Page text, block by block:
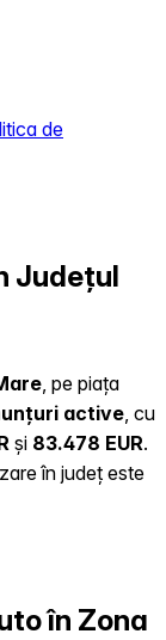
de
Județul
, pe piața
active , cu
și 83.478 EUR.
în județ este
în Zona